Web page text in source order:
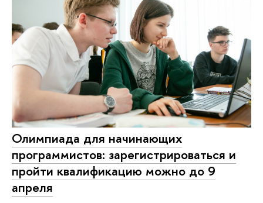
Олимпиада для начинающих
программистов: зарегистрироваться и
пройти квалификацию можно до 9
апреля